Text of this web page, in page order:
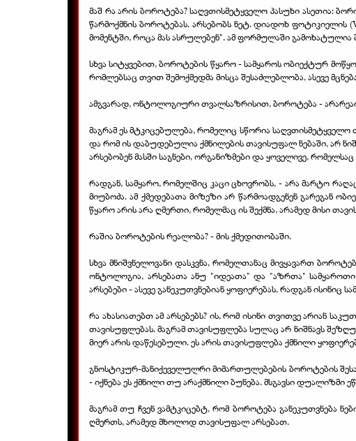
მაშ რა არის ბოროტება? საღვთისმეტყველო პასუხი ასეთია:
წარმოქმნის ბოროტებას. არსებობს ნეტ. დიადოხ
მომენტში, როცა მას ასრულებენ". ამ ფორმულაში
სხვა სიტყვებით, ბოროტების წყარო - სამყაროს ობიექტურ
რომლებსაც თვით შემოქმედმა მისცა შესაძლებლობა, ასევე
ამგვარად, ონტოლოგიური თვალსაზრისით, ბოროტება -
მაგრამ ეს მტკიცებულება, რომელიც სწორია
და რომ ის დაბუდებულია ქმნილების თავისუფალ ნებაში, არ
არსებობენ მასში საგნები, ორგანიზმები და ყოველივე, რომელსაც
რადგან, სამყარო, რომელშიც კაცი ცხოვრობს, - არა მარტო
მიუბოძა. ამ ქმედებათა მიზეზი არ წარმოადგენენ გარეგან
წყარო არის არა ღმერთი, რომელმაც ის შექმნა, არამედ მისი
რაშია ბოროტების რეალობა? - მის ქმედითობაში.
სხვა მნიშვნელოვანი დასკვნა, რომელთანაც მივყავართ
ონტოლოგია, არსებათა ანუ "იდეათა" და "აზრთა" სამყაროთი
არსებები - ასევე განეკუთვნებიან ყოფიერებას, რადგან ისინიც
რა ახასიათებთ ამ არსებებს? ის, რომ ისინი თვითვე არიან
თავისუფლებას. მაგრამ თავისუფლება სულაც არ ნიშნავს
მიერ არის დაწესებული. ეს არის თავისუფლება ქმნილი
გნოსტიკურ-მანიქეველულრი მიმართულებების ბოროტების
- იქნება ეს ქმნილი თუ არაქმნილი ბუნება. მსგავსი დუალიზმი
მაგრამ თუ ჩვენ ვამტკიცებტ, რომ ბოროტება განეკუთვნება
ღმერთს, არამედ მხოლოდ თავისუფალ არსებათ.